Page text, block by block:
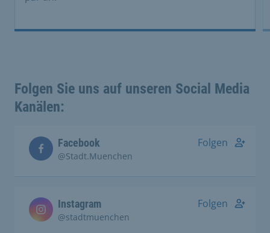
Folgen Sie uns auf unseren Social Media
Kanälen:
Facebook
@Stadt.Muenchen
Folgen
Instagram
@stadtmuenchen
Folgen